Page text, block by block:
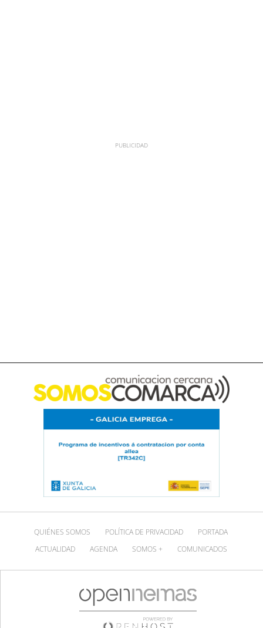
QUIÉNES SOMOS POLÍTICA DE PRIVACIDAD
PORTADA
ACTUALIDAD
AGENDA SOMOS + COMUNICADOS